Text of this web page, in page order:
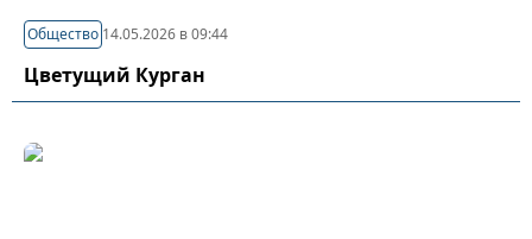
Общество 14.05.2026 в 09:44
Цветущий Курган